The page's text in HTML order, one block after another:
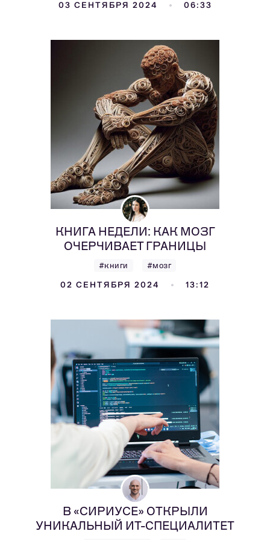
03 СЕНТЯБРЯ 2024 06:33
КНИГА НЕДЕЛИ: КАК МОЗГ
ОЧЕРЧИВАЕТ ГРАНИЦЫ
#книги #мозг
02 СЕНТЯБРЯ 2024 13:12
В «СИРИУСЕ» ОТКРЫЛИ
УНИКАЛЬНЫЙ ИТ-СПЕЦИАЛИТЕТ